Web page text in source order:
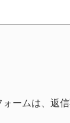
ォームは、返